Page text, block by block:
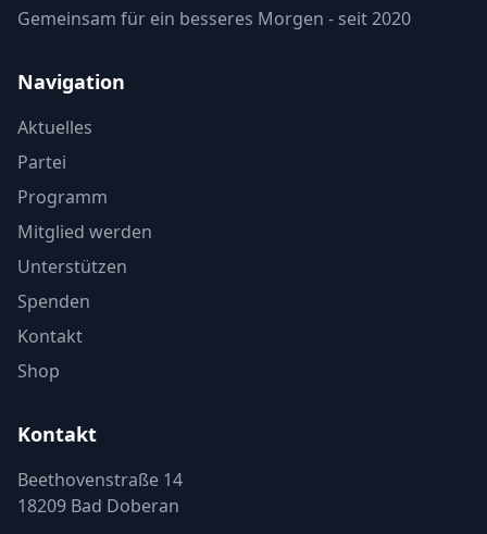
Gemeinsam für ein besseres Morgen - seit 2020
Navigation
Aktuelles
Partei
Programm
Mitglied werden
Unterstützen
Spenden
Kontakt
Shop
Kontakt
Beethovenstraße 14
18209 Bad Doberan